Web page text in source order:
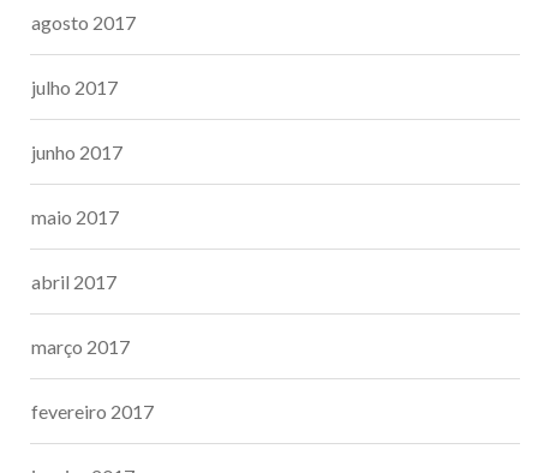
agosto 2017
julho 2017
junho 2017
maio 2017
abril 2017
março 2017
fevereiro 2017